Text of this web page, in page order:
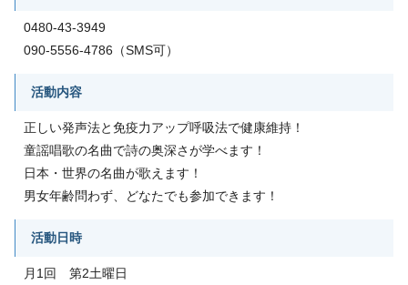
0480-43-3949
090-5556-4786（SMS可）
活動内容
正しい発声法と免疫力アップ呼吸法で健康維持！
童謡唱歌の名曲で詩の奥深さが学べます！
日本・世界の名曲が歌えます！
男女年齢問わず、どなたでも参加できます！
活動日時
月1回 第2土曜日